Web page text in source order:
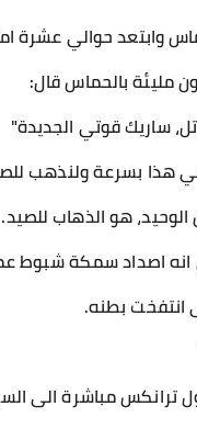
وابتعد حوالي عشرة
مليئة بالحماس قال:
ساريك قوتي الجديدة"
هذا بسرعة ولنذهب
هو الذهاب للصيد.
اصداد سمكة شبوط
انتفخت بطنه.
ترانكس مباشرة الى